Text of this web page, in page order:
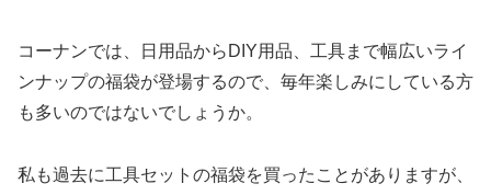
コーナンでは、日用品からDIY用品、工具まで幅広いライ
ンナップの福袋が登場するので、毎年楽しみにしている方
も多いのではないでしょうか。
私も過去に工具セットの福袋を買ったことがありますが、